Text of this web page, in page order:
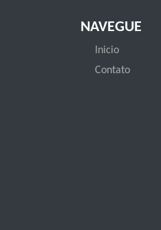
NAVEGUE
Inicio
Contato